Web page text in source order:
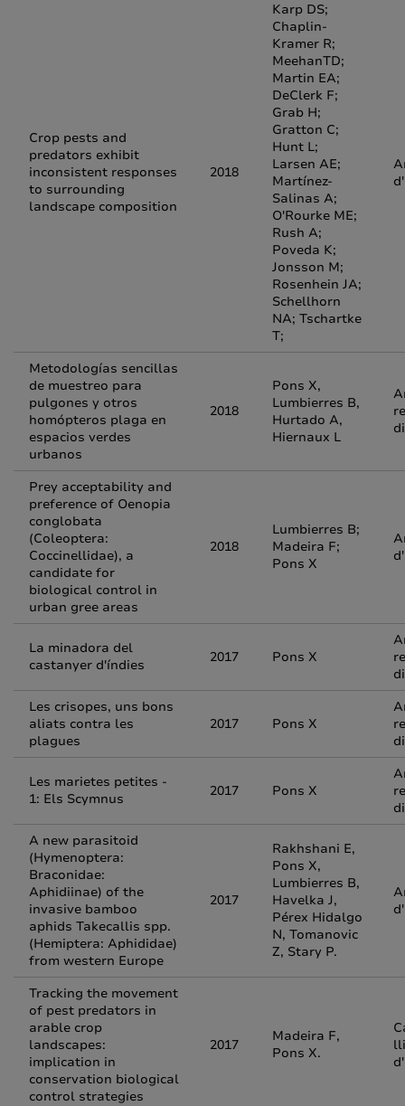
Crop pests and
predators exhibit
inconsistent responses
to surrounding
landscape composition
2018
Karp DS;
Chaplin-
Kramer R;
MeehanTD;
Martin EA;
DeClerk F;
Grab H;
Gratton C;
Hunt L;
Larsen AE;
Martínez-
Salinas A;
O'Rourke ME;
Rush A;
Poveda K;
Jonsson M;
Rosenhein JA;
Schellhorn
NA; Tschartke
T;
Metodologías sencillas
de muestreo para
pulgones y otros
homópteros plaga en
espacios verdes
urbanos
2018
Pons X,
Lumbierres B,
Hurtado A,
Hiernaux L
Prey acceptability and
preference of Oenopia
conglobata
(Coleoptera:
Coccinellidae), a
candidate for
biological control in
urban gree areas
2018
Lumbierres B;
Madeira F;
Pons X
La minadora del
castanyer d'índies
2017 Pons X
Les crisopes, uns bons
aliats contra les
plagues
2017 Pons X
Les marietes petites -
1: Els Scymnus
2017 Pons X
A new parasitoid
(Hymenoptera:
Braconidae:
Aphidiinae) of the
invasive bamboo
aphids Takecallis spp.
(Hemiptera: Aphididae)
from western Europe
2017
Rakhshani E,
Pons X,
Lumbierres B,
Havelka J,
Pérex Hidalgo
N, Tomanovic
Z, Stary P.
Tracking the movement
of pest predators in
arable crop
landscapes:
implication in
conservation biological
control strategies
2017
Madeira F,
Pons X.